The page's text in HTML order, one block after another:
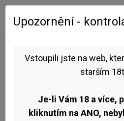
Upozornění -
Vstoupili jste na web,
starším
Je-li Vám 18 a více,
kliknutím na ANO,